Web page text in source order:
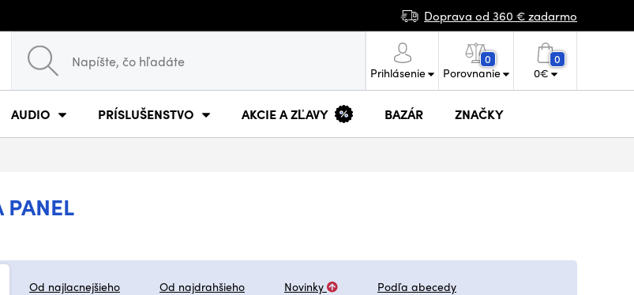
Doprava od 360 € zadarmo
Prihlásenie
0
Porovnanie
0
0€
AUDIO PRÍSLUŠENSTVO AKCIE A ZĽAVY BAZÁR ZNAČKY
PANEL
Od najlacnejšieho Od najdrahšieho Novinky Podľa abecedy